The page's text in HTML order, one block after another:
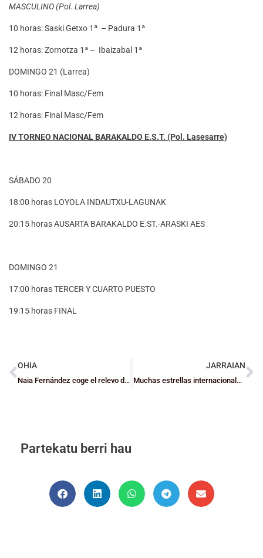
MASCULINO (Pol. Larrea)
10 horas: Saski Getxo 1ª – Padura 1ª
12 horas: Zornotza 1ª – Ibaizabal 1ª
DOMINGO 21 (Larrea)
10 horas: Final Masc/Fem
12 horas: Final Masc/Fem
IV TORNEO NACIONAL BARAKALDO E.S.T. (Pol. Lasesarre)
SÁBADO 20
18:00 horas LOYOLA INDAUTXU-LAGUNAK
20:15 horas AUSARTA BARAKALDO E.ST.-ARASKI AES
DOMINGO 21
17:00 horas TERCER Y CUARTO PUESTO
19:15 horas FINAL
OHIA
Naia Fernández coge el relevo de Adrián Yáñez al frente de la selección infantil masculina de Bizkaia
JARRAIAN
Muchas estrellas internacionales en el I Memorial Javi Durango
Partekatu berri hau